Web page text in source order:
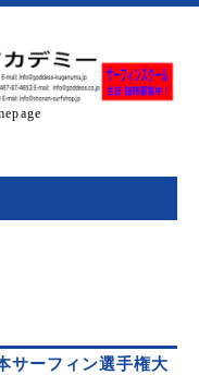
サーフィン選手権大